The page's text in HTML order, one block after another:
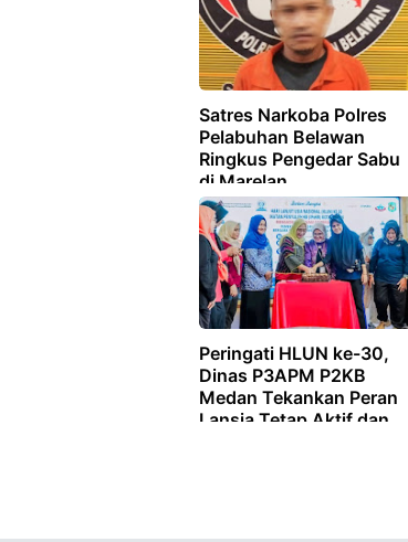
Satres Narkoba Polres
Pelabuhan Belawan
Ringkus Pengedar Sabu
di Marelan
Peringati HLUN ke-30,
Dinas P3APM P2KB
Medan Tekankan Peran
Lansia Tetap Aktif dan